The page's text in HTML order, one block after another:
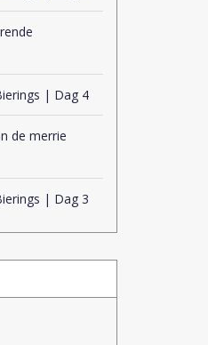
| Dag 4
de merrie
| Dag 3